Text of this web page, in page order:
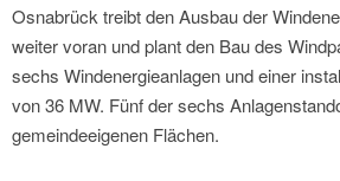
Osnabrück treibt den Ausbau der
weiter voran und plant den Bau des
sechs Windenergieanlagen und einer
von 36 MW. Fünf der sechs
gemeindeeigenen Flächen.